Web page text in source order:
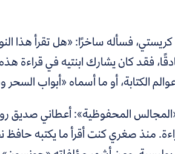
فسأله ساخرًا: «هل تقرأ هذا
فقد كان يشارك ابنتيه في قراءة هذه
الكتابة، أو ما أسماه «أبواب السحر
المحفوظية»: أعطاني صديق
منذ صغري كنت أقرأ ما يكتبه